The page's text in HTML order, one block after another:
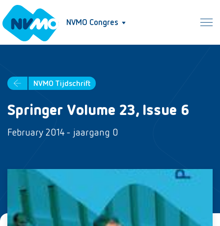
NVMO Congres
NVMO Tijdschrift
Springer Volume 23, Issue 6
February 2014 - jaargang 0